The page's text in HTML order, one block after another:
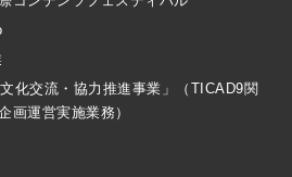
化交流・協力推進事業」（TICAD9関
画運営実施業務）